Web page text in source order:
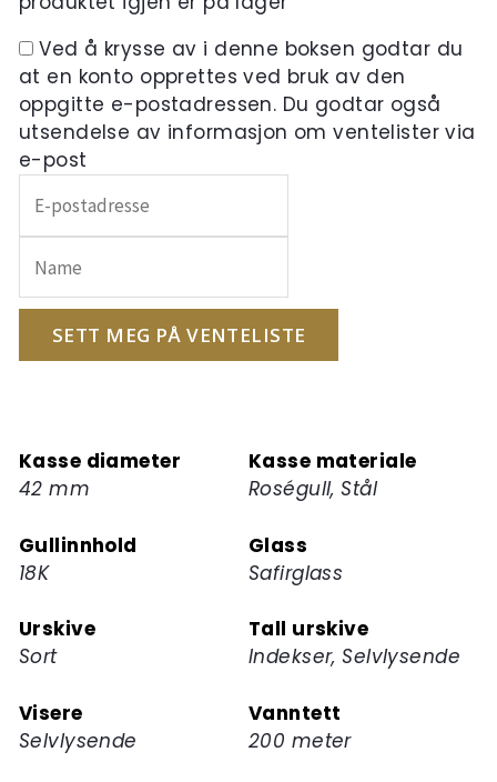
Ved å krysse av i denne boksen godtar du
at en konto opprettes ved bruk av den
oppgitte e-postadressen. Du godtar også
utsendelse av informasjon om ventelister via
e-post
inn
e-
postadressen
din
ventelisten
for
produktet
SETT MEG PÅ VENTELISTE
Kasse diameter
42 mm
Kasse materiale
Roségull, Stål
Gullinnhold
18K
Glass
Safirglass
Urskive
Sort
Tall urskive
Indekser, Selvlysende
Visere
Selvlysende
Vanntett
200 meter